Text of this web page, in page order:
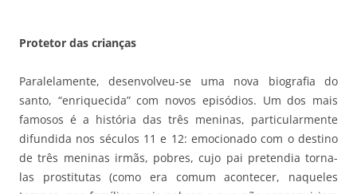
Protetor das crianças
Paralelamente, desenvolveu-se uma nova biografia do
santo, “enriquecida” com novos episódios. Um dos mais
famosos é a história das três meninas, particularmente
difundida nos séculos 11 e 12: emocionado com o destino
de três meninas irmãs, pobres, cujo pai pretendia torna-
las prostitutas (como era comum acontecer, naqueles